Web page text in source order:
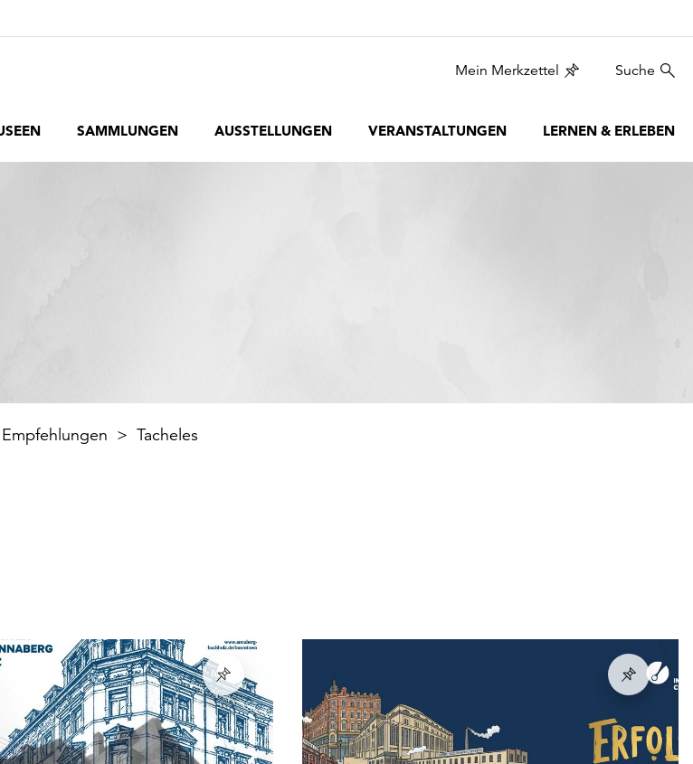
Mein Merkzettel Suche
SAMMLUNGEN AUSSTELLUNGEN VERANSTALTUNGEN LERNEN & ERLEBEN
Empfehlungen Tacheles